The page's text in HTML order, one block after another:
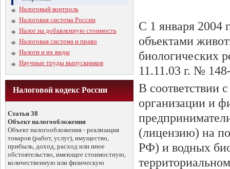
Налоговый контроль
Налоговая система России
Налог на добавленную стоимость
Налоговая система и право
Налоги и их виды
Научные труды выпускников
Налоговой кодекс России
Статья 38
Объект налогообложения
Объект налогообложения - реализация
товаров (работ, услуг), имущество,
прибыль, доход, расход или иное
обстоятельство, имеющее стоимостную,
количественную или физическую
С 1 января 2004
объектами
биологических
11.11.03 г. №
В соответствии
организации и
(лицензию) на
РФ) и водных